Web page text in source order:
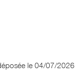
le 04/07/2026